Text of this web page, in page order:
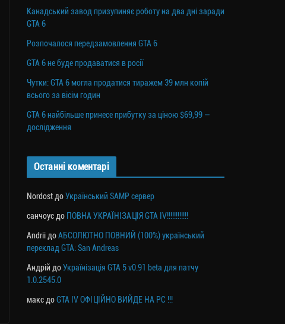
Канадський завод призупиняє роботу на два дні заради
GTA 6
Розпочалося передзамовлення GTA 6
GTA 6 не буде продаватися в росії
Чутки: GTA 6 могла продатися тиражем 39 млн копій
всього за вісім годин
GTA 6 найбільше принесе прибутку за ціною $69,99 —
дослідження
Останні коментарі
Nordost доУкраїнський SAMP сервер
санчоус до ПОВНА УКРАЇНІЗАЦІЯ GTA IV!!!!!!!!!!!!
Andrii доАБСОЛЮТНО ПОВНИЙ (100%) український
переклад GTA: San Andreas
Андрій доУкраїнізація GTA 5 v0.91 beta для патчу
1.0.2545.0
макс доGTA IV ОФІЦІЙНО ВИЙДЕ НА PC !!!